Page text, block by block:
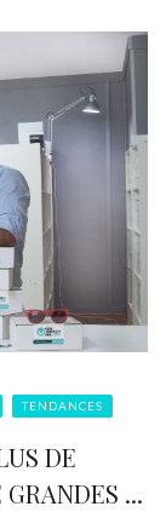
TENDANCES
DE
...